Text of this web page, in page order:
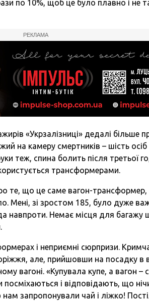
по 10%, щоб це було плавно і не
РЕКЛАМА
«Укрзалізниці» дедалі більше
на камеру смертників – шість
теж, спина болить після третьої
трансформерами.
те, що це саме вагон-трансформер,
Мені, зі зростом 185, було дуже
навпроти. Немає місця для багажу
і неприємні сюрпризи.
але, прийшовши на посадку в
вагоні. «Купувала купе, а вагон
посміхаються і відповідають, що
запропонували чай і ліжко!